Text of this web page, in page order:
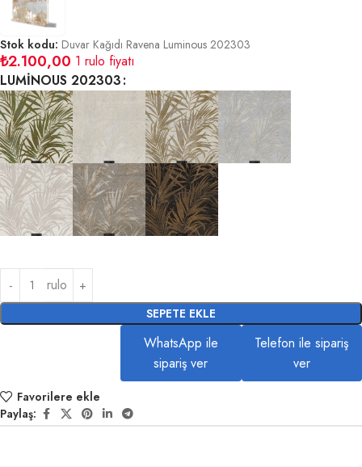
Stok kodu: Duvar Kağıdı Ravena Luminous 202303
₺2.100,00 1 rulo fiyatı
LUMİNOUS 202303
rulo
SEPETE EKLE
WhatsApp ile
sipariş ver
Telefon ile sipariş
ver
Favorilere ekle
Paylaş: